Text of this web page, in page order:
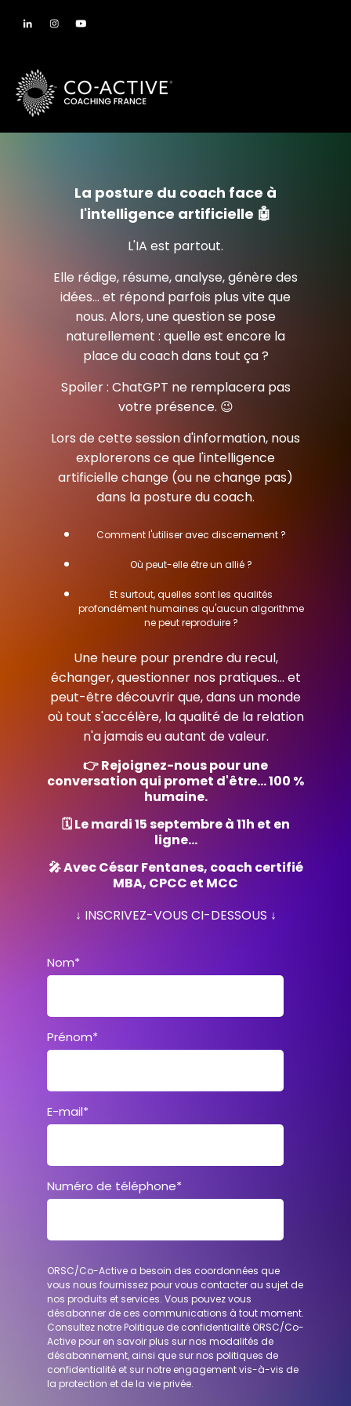
La posture du coach face à
l'intelligence artificielle 🤖
L'IA est partout.
Elle rédige, résume, analyse, génère des
idées… et répond parfois plus vite que
nous. Alors, une question se pose
naturellement : quelle est encore la
place du coach dans tout ça ?
Spoiler : ChatGPT ne remplacera pas
votre présence. 😉
Lors de cette session d'information, nous
explorerons ce que l'intelligence
artificielle change (ou ne change pas)
dans la posture du coach.
Comment l'utiliser avec discernement ?
Où peut-elle être un allié ?
Et surtout, quelles sont les qualités
profondément humaines qu'aucun algorithme
ne peut reproduire ?
Une heure pour prendre du recul,
échanger, questionner nos pratiques… et
peut-être découvrir que, dans un monde
où tout s'accélère, la qualité de la relation
n'a jamais eu autant de valeur.
👉 Rejoignez-nous pour une
conversation qui promet d'être… 100 %
humaine.
🗓️ Le mardi 15 septembre à 11h et en
ligne…
🎤 Avec César Fentanes, coach certifié
MBA, CPCC et MCC
↓ INSCRIVEZ-VOUS CI-DESSOUS ↓
Nom*
Prénom*
E-mail*
Numéro de téléphone*
ORSC/Co-Active a besoin des coordonnées que
vous nous fournissez pour vous contacter au sujet de
nos produits et services. Vous pouvez vous
désabonner de ces communications à tout moment.
Consultez notre Politique de confidentialité ORSC/Co-
Active pour en savoir plus sur nos modalités de
désabonnement, ainsi que sur nos politiques de
confidentialité et sur notre engagement vis-à-vis de
la protection et de la vie privée.